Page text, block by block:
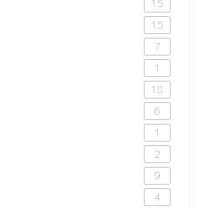
15
15
7
1
18
6
1
2
9
4